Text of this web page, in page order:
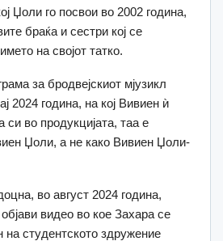
Џоли го посвои во 2002 година,
браќа и сестри кој се
на својот татко.
за бродвејскиот мјузикл
2024 година, на кој Вивиен ѝ
си во продукцијата, таа е
Џоли, а не како Вивиен Џоли-
во август 2024 година,
видео во кое Захара се
на студентското здружение